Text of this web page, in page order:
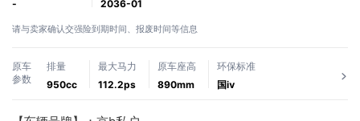
-
2036-01
请与卖家确认交强险到期时间、报废时间等信息
原车
参数
排量
950cc
最大马力
112.2ps
原车座高
890mm
环保标准
国ⅳ